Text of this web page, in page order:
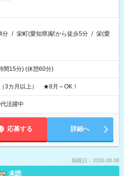
分 / 栄町(愛知県)駅から徒歩5分 / 栄(愛
間15分) (休憩60分)
（3カ月以上） ★8月～OK！
活躍中
応募する 詳細へ
掲載日：2026.08.08
未読